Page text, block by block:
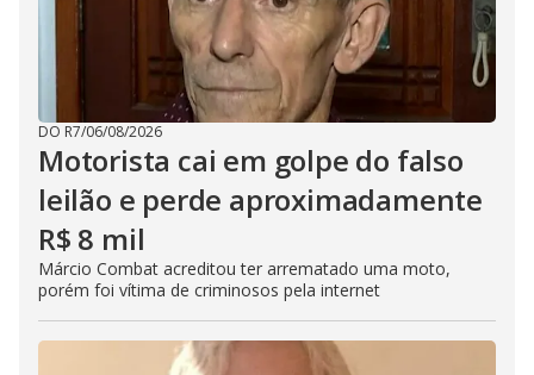
DO R7/06/08/2026
Motorista cai em golpe do falso
leilão e perde aproximadamente
R$ 8 mil
Márcio Combat acreditou ter arrematado uma moto,
porém foi vítima de criminosos pela internet